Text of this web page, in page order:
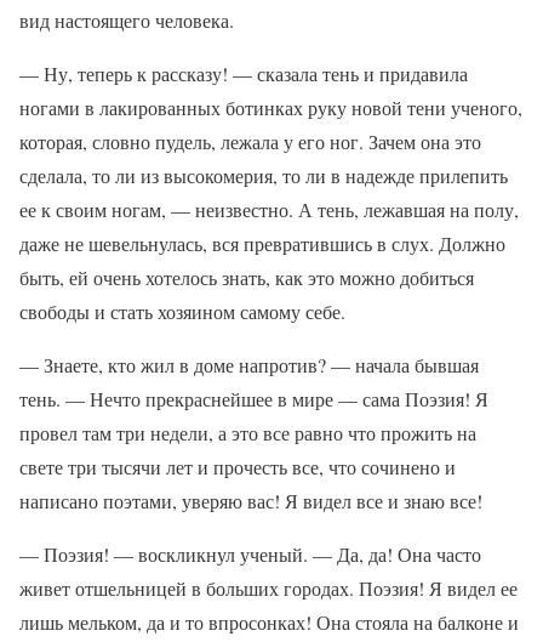
вид настоящего человека.
— Ну, теперь к рассказу! — сказала тень и придавила
ногами в лакированных ботинках руку новой тени ученого,
которая, словно пудель, лежала у его ног. Зачем она это
сделала, то ли из высокомерия, то ли в надежде прилепить
ее к своим ногам, — неизвестно. А тень, лежавшая на полу,
даже не шевельнулась, вся превратившись в слух. Должно
быть, ей очень хотелось знать, как это можно добиться
свободы и стать хозяином самому себе.
— Знаете, кто жил в доме напротив? — начала бывшая
тень. — Нечто прекраснейшее в мире — сама Поэзия! Я
провел там три недели, а это все равно что прожить на
свете три тысячи лет и прочесть все, что сочинено и
написано поэтами, уверяю вас! Я видел все и знаю все!
— Поэзия! — воскликнул ученый. — Да, да! Она часто
живет отшельницей в больших городах. Поэзия! Я видел ее
лишь мельком, да и то впросонках! Она стояла на балконе и